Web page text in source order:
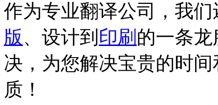
作为专业翻译公司，我
版、设计到 印刷 的一条
决，为您解决宝贵的时
质！